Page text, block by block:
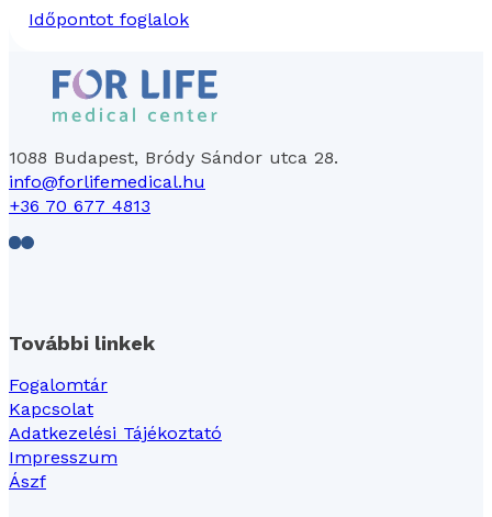
Időpontot foglalok
1088 Budapest, Bródy Sándor utca 28.
info@forlifemedical.hu
+36 70 677 4813
Follow us on Facebook
Follow us on LinkedIn
További linkek
Fogalomtár
Kapcsolat
Adatkezelési Tájékoztató
Impresszum
Ászf